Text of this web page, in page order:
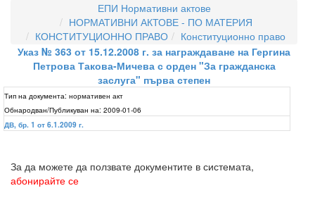
ЕПИ Нормативни актове
НОРМАТИВНИ АКТОВЕ - ПО МАТЕРИЯ
КОНСТИТУЦИОННО ПРАВО
Конституционно право
Указ № 363 от 15.12.2008 г. за награждаване на Гергина
Петрова Такова-Мичева с орден "За гражданска
заслуга" първа степен
Тип на документа: нормативен акт
Обнародван/Публикуван на: 2009-01-06
ДВ, бр. 1 от 6.1.2009 г.
За да можете да ползвате документите в системата,
абонирайте се